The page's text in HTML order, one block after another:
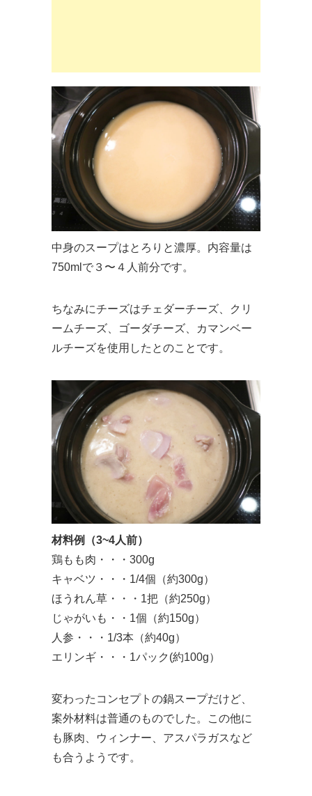
中身のスープはとろりと濃厚。内容量は
750mlで３〜４人前分です。
ちなみにチーズはチェダーチーズ、クリ
ームチーズ、ゴーダチーズ、カマンベー
ルチーズを使用したとのことです。
材料例（3~4人前）
鶏もも肉・・・300g
キャベツ・・・1/4個（約300g）
ほうれん草・・・1把（約250g）
じゃがいも・・1個（約150g）
人参・・・1/3本（約40g）
エリンギ・・・1パック(約100g）
変わったコンセプトの鍋スープだけど、
案外材料は普通のものでした。この他に
も豚肉、ウィンナー、アスパラガスなど
も合うようです。